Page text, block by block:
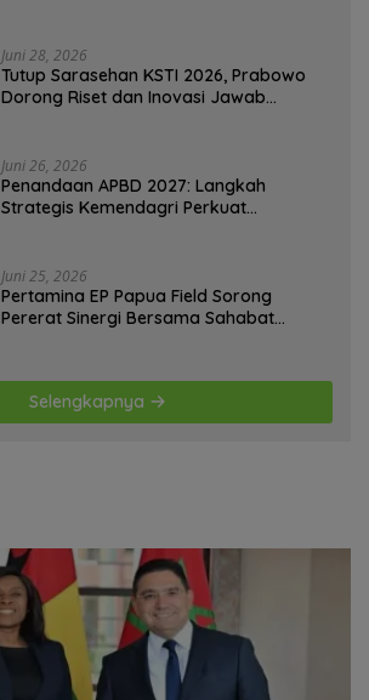
Juni 28, 2026
Tutup Sarasehan KSTI 2026, Prabowo
Dorong Riset dan Inovasi Jawab
Juni 26, 2026
Penandaan APBD 2027: Langkah
Strategis Kemendagri Perkuat
Juni 25, 2026
Pertamina EP Papua Field Sorong
Pererat Sinergi Bersama Sahabat
Selengkapnya